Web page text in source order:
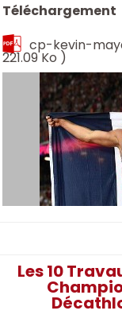
Téléchargement
cp-kevin-
221.09 Ko )
Les 10